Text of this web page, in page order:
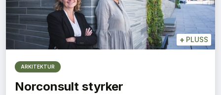
+ PLUSS
ARKITEKTUR
Norconsult styrker